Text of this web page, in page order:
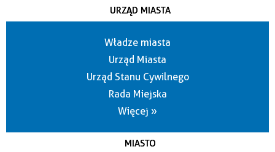
URZĄD MIASTA
Władze miasta
Urząd Miasta
Urząd Stanu Cywilnego
Rada Miejska
Więcej »
MIASTO